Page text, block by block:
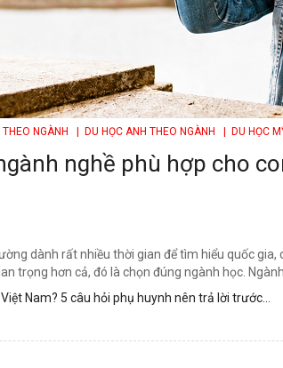
NGÀNH | DU HỌC ANH THEO NGÀNH | DU HỌC
nghề phù hợp cho
dành rất nhiều thời gian để tìm hiểu quốc gia,
trọng hơn cả, đó là chọn đúng ngành học.
Nam? 5 câu hỏi phụ huynh nên trả lời trước...